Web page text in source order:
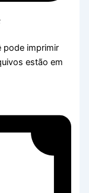
pode imprimir
estão em